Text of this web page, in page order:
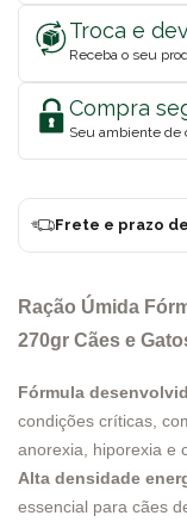
Troca e
Receba o seu
Compra
Seu ambiente de
Frete e prazo
Ração Úmida
270gr Cães e
Fórmula
condições críticas,
anorexia, hiporexia e
Alta densidade
essencial para cães